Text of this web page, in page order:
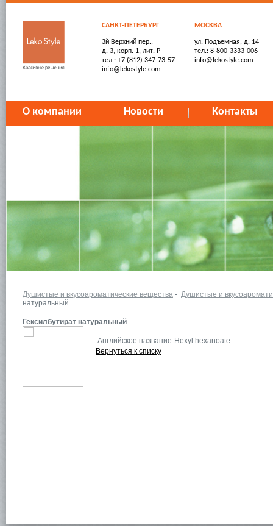
САНКТ-ПЕТЕРБУРГ
3й Верхний пер.,
д. 3, корп. 1, лит. Р
тел.: +7 (812) 347-73-57
info@lekostyle.com
МОСКВА
ул. Подъемная, д. 14
тел.: 8-800-3333-006
info@lekostyle.com
О компании Новости Контакты
Душистые и вкусоароматические вещества - Душистые и
натуральный
Гексилбутират натуральный
Английское название Hexyl hexanoate
Вернуться к списку